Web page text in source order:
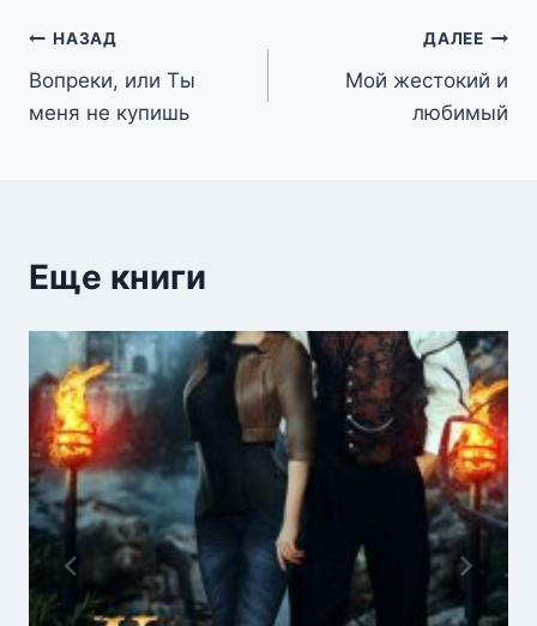
Навигация
по
НАЗАД
Вопреки, или Ты
меня не купишь
ДАЛЕЕ
Мой жестокий и
любимый
Еще книги